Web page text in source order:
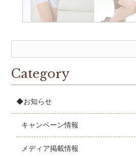
Category
◆お知らせ
キャンペーン情報
メディア掲載情報